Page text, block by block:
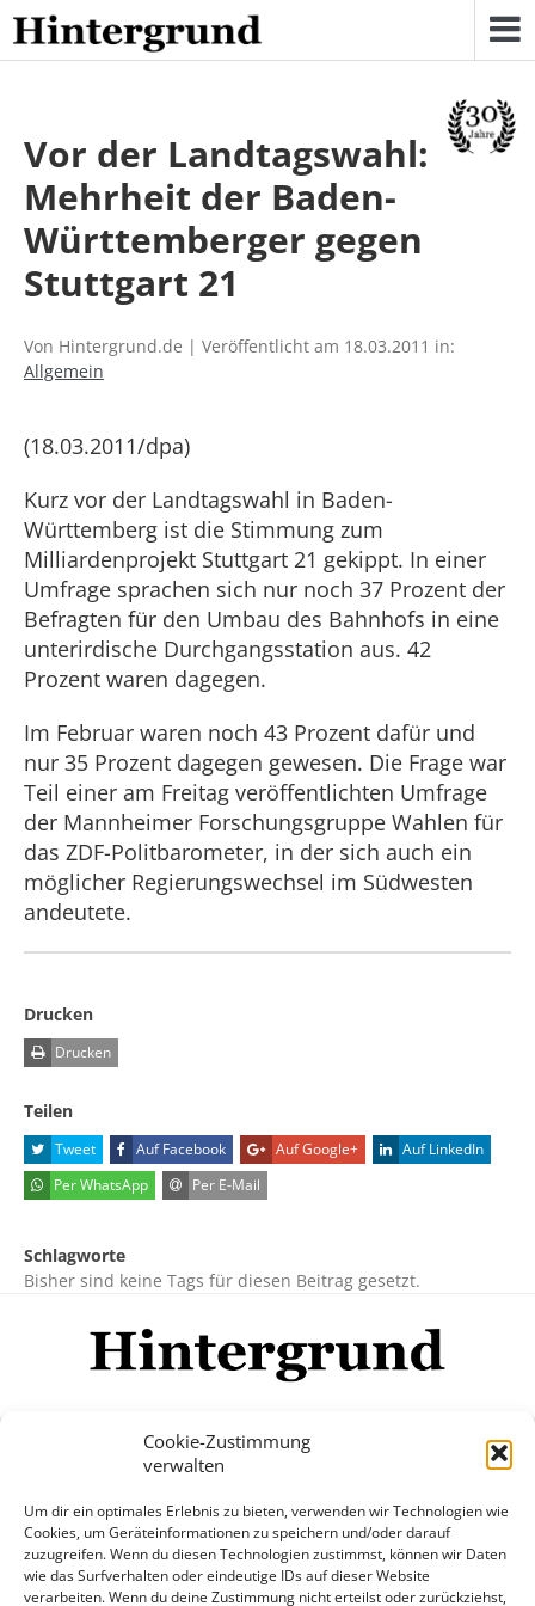
Cookie-Zustimmung
verwalten
Um dir ein optimales Erlebnis zu bieten, verwenden wir Technologien wie
Cookies, um Geräteinformationen zu speichern und/oder darauf
zuzugreifen. Wenn du diesen Technologien zustimmst, können wir Daten
wie das Surfverhalten oder eindeutige IDs auf dieser Website
verarbeiten. Wenn du deine Zustimmung nicht erteilst oder zurückziehst,
Skip
to
content
Vor der Landtagswahl:
Mehrheit der Baden-
Württemberger gegen
Stuttgart 21
Von Hintergrund.de | Veröffentlicht am 18.03.2011 in:
Allgemein
(18.03.2011/dpa)
Kurz vor der Landtagswahl in Baden-
Württemberg ist die Stimmung zum
Milliardenprojekt Stuttgart 21 gekippt. In einer
Umfrage sprachen sich nur noch 37 Prozent der
Befragten für den Umbau des Bahnhofs in eine
unterirdische Durchgangsstation aus. 42
Prozent waren dagegen.
Im Februar waren noch 43 Prozent dafür und
nur 35 Prozent dagegen gewesen. Die Frage war
Teil einer am Freitag veröffentlichten Umfrage
der Mannheimer Forschungsgruppe Wahlen für
das ZDF-Politbarometer, in der sich auch ein
möglicher Regierungswechsel im Südwesten
andeutete.
Drucken
Drucken
Teilen
Tweet Auf Facebook Auf Google+
Auf LinkedIn
Per WhatsApp
Per E-Mail
Schlagworte
Bisher sind keine Tags für diesen Beitrag gesetzt.
Mehr
© Copyright Hintergrund.de, 2015 - 2026